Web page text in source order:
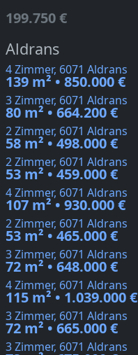
199.750 €
Aldrans
4 Zimmer, 6071 Aldrans
139 m² • 850.000 €
3 Zimmer, 6071 Aldrans
80 m² • 664.200 €
2 Zimmer, 6071 Aldrans
58 m² • 498.000 €
2 Zimmer, 6071 Aldrans
53 m² • 459.000 €
4 Zimmer, 6071 Aldrans
107 m² • 930.000 €
2 Zimmer, 6071 Aldrans
53 m² • 465.000 €
3 Zimmer, 6071 Aldrans
72 m² • 648.000 €
4 Zimmer, 6071 Aldrans
115 m² • 1.039.000 €
3 Zimmer, 6071 Aldrans
72 m² • 665.000 €
3 Zimmer, 6071 Aldrans